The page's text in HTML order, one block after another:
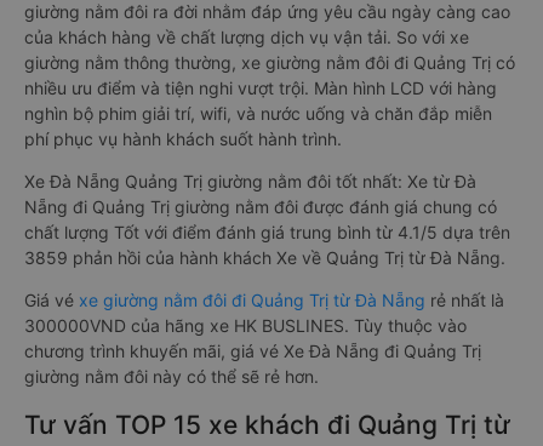
giường nằm đôi ra đời nhằm đáp ứng yêu cầu ngày càng cao
của khách hàng về chất lượng dịch vụ vận tải. So với xe
giường nằm thông thường, xe giường nằm đôi đi Quảng Trị có
nhiều ưu điểm và tiện nghi vượt trội. Màn hình LCD với hàng
nghìn bộ phim giải trí, wifi, và nước uống và chăn đắp miễn
phí phục vụ hành khách suốt hành trình.
Xe Đà Nẵng Quảng Trị giường nằm đôi tốt nhất: Xe từ Đà
Nẵng đi Quảng Trị giường nằm đôi được đánh giá chung có
chất lượng Tốt với điểm đánh giá trung bình từ 4.1/5 dựa trên
3859 phản hồi của hành khách Xe về Quảng Trị từ Đà Nẵng.
Giá vé xe giường nằm đôi đi Quảng Trị từ Đà Nẵng rẻ nhất là
300000VND của hãng xe HK BUSLINES. Tùy thuộc vào
chương trình khuyến mãi, giá vé Xe Đà Nẵng đi Quảng Trị
giường nằm đôi này có thể sẽ rẻ hơn.
Tư vấn TOP 15 xe khách đi Quảng Trị từ